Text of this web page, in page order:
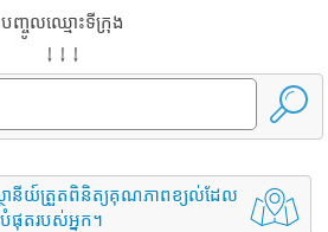
បញ្ចូលឈ្មោះទីក្រុង
↓ ↓ ↓
ថានីយ៍ត្រួតពិនិត្យគុណភាពខ្យល់ដែល
ផុតរបស់អ្នក។